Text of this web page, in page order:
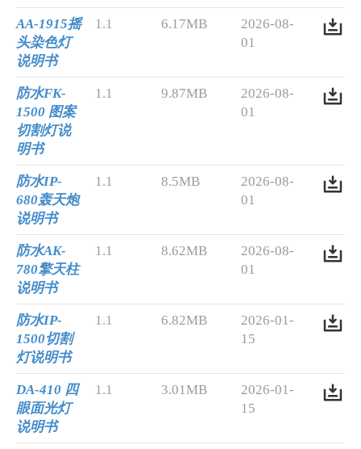
AA-1915摇
头染色灯
说明书
1.1 6.17MB
2026-08-
01
防水FK-
1500 图案
切割灯说
明书
1.1 9.87MB
2026-08-
01
防水IP-
680轰天炮
说明书
1.1 8.5MB
2026-08-
01
防水AK-
780擎天柱
说明书
1.1 8.62MB
2026-08-
01
防水IP-
1500切割
灯说明书
1.1 6.82MB
2026-01-
15
DA-410 四
眼面光灯
说明书
1.1 3.01MB
2026-01-
15